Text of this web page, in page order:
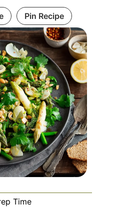
Pin Recipe
Time